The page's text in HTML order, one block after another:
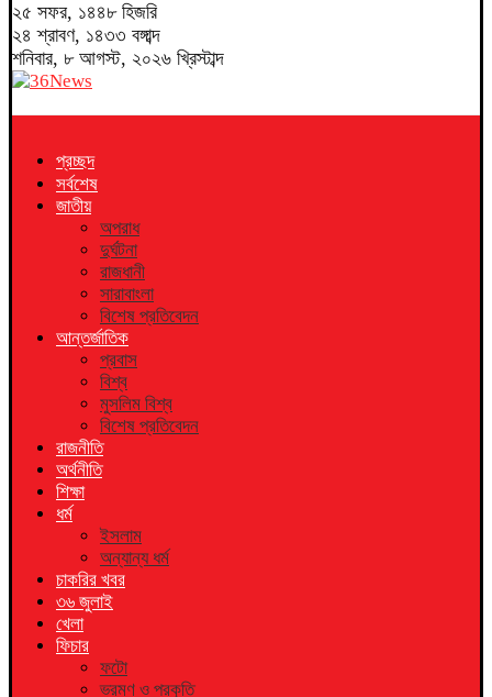
২৫ সফর, ১৪৪৮ হিজরি
২৪ শ্রাবণ, ১৪৩৩ বঙ্গাব্দ
শনিবার, ৮ আগস্ট, ২০২৬ খ্রিস্টাব্দ
প্রচ্ছদ
সর্বশেষ
জাতীয়
অপরাধ
দুর্ঘটনা
রাজধানী
সারাবাংলা
বিশেষ প্রতিবেদন
আন্তর্জাতিক
প্রবাস
বিশ্ব
মুসলিম বিশ্ব
বিশেষ প্রতিবেদন
রাজনীতি
অর্থনীতি
শিক্ষা
ধর্ম
ইসলাম
অন্যান্য ধর্ম
চাকরির খবর
৩৬ জুলাই
খেলা
ফিচার
ফটো
ভ্রমণ ও প্রকৃতি